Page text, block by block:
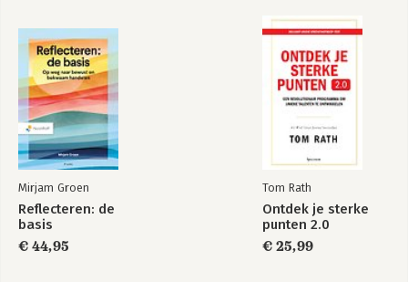
Mirjam Groen
Reflecteren: de
basis
€ 44,95
Tom Rath
Ontdek je sterke
punten 2.0
€ 25,99